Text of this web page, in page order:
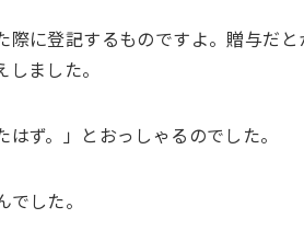
際に登記するものですよ。贈与だと
ました。
ず。」とおっしゃるのでした。
した。